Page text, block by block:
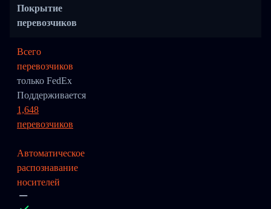
Покрытие
перевозчиков
Всего
перевозчиков
только FedEx
Поддерживается
1,648
перевозчиков
Автоматическое
распознавание
носителей